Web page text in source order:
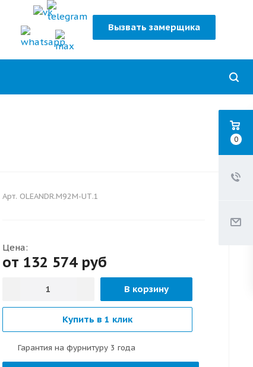
Вызвать замерщика
Арт. OLEANDR.M92M-UТ.1
Цена:
от 132 574 руб
В корзину
Купить в 1 клик
Гарантия на фурнитуру 3 года
0